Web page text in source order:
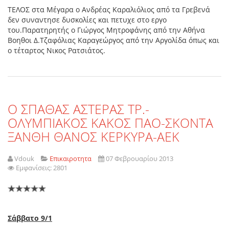
ΤΕΛΟΣ στα Μέγαρα ο Ανδρέας Καραλιόλιος από τα Γρεβενά
δεν συναντησε δυσκολίες και πετυχε στο εργο
του.Παρατηρητής ο Γιώργος Μητροφάνης από την Αθήνα
Βοηθοι Δ.Τζαφόλιας Καραγεώργος από την Αργολίδα όπως και
ο τέταρτος Νικος Ρατσιάτος.
Ο ΣΠΑΘΑΣ ΑΣΤΕΡΑΣ ΤΡ.-
ΟΛΥΜΠΙΑΚΟΣ ΚΑΚΟΣ ΠΑΟ-ΣΚΟΝΤΑ
ΞΑΝΘΗ ΘΑΝΟΣ ΚΕΡΚΥΡΑ-ΑΕΚ
Vdouk Επικαιροτητα
07 Φεβρουαρίου 2013
Εμφανίσεις: 2801
Σάββατο 9/1